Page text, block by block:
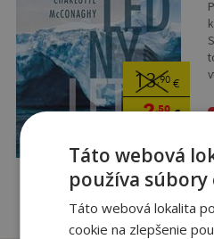
13,90 €
2,50€
Táto webová
používa súbory
Táto webová lokalita
cookie na zlepšenie